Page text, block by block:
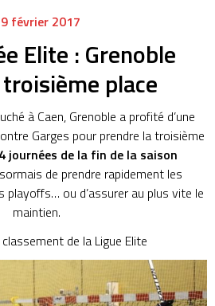
février 2017
Elite : Grenoble
place
à Caen, Grenoble a profité d’une
Garges pour prendre la troisième
4 journées de la fin de la saison
de prendre rapidement les
playoffs… ou d’assurer au plus vite le
maintien.
classement de la Ligue Elite